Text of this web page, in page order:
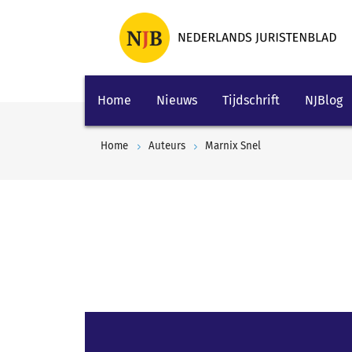
Home Nieuws Tijdschrift NJBlog
Home Auteurs Marnix Snel